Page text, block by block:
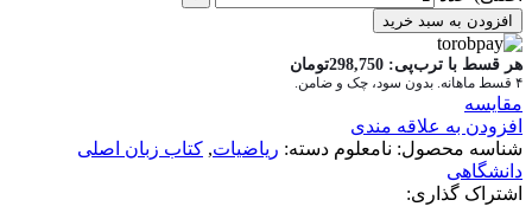
افزودن به سبد خرید
هر قسط با ترب‌پی: 298,750تومان
۴ قسط ماهانه. بدون سود، چک و ضامن.
مقايسه
افزودن به علاقه مندی
شناسه محصول: نامعلوم دسته: ریاضیات, کتاب زبان اصلی
دانشگاهی
اشتراک گذاری: